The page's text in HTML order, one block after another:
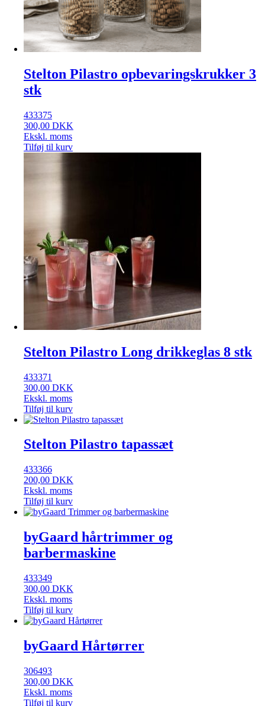
Stelton Pilastro opbevaringskrukker 3
stk
433375
300,00 DKK
Ekskl. moms
Tilføj til kurv
Stelton Pilastro Long drikkeglas 8 stk
433371
300,00 DKK
Ekskl. moms
Tilføj til kurv
Stelton Pilastro tapassæt
433366
200,00 DKK
Ekskl. moms
Tilføj til kurv
byGaard hårtrimmer og
barbermaskine
433349
300,00 DKK
Ekskl. moms
Tilføj til kurv
byGaard Hårtørrer
306493
300,00 DKK
Ekskl. moms
Tilføj til kurv